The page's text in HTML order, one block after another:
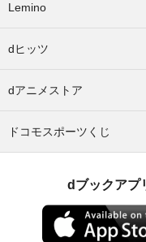
Lemino
dヒッツ
dアニメストア
ドコモスポーツくじ
dブックアプ